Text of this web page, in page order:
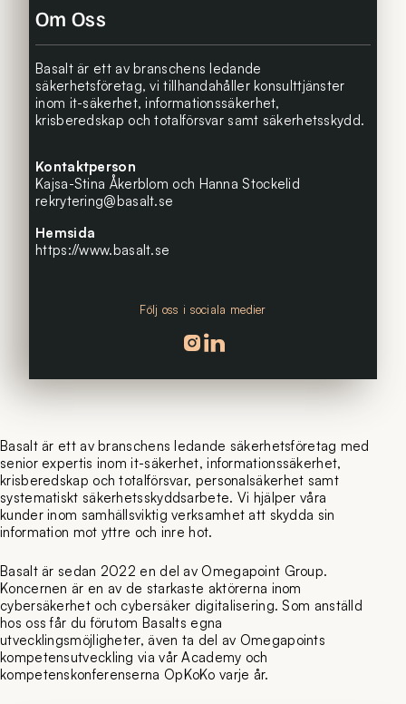
Basalt är ett av branschens ledande säkerhetsföretag med
senior expertis inom it-säkerhet, informationssäkerhet,
krisberedskap och totalförsvar, personalsäkerhet samt
systematiskt säkerhetsskyddsarbete. Vi hjälper våra
kunder inom samhällsviktig verksamhet att skydda sin
information mot yttre och inre hot.
Basalt är sedan 2022 en del av Omegapoint Group.
Koncernen är en av de starkaste aktörerna inom
cybersäkerhet och cybersäker digitalisering. Som anställd
hos oss får du förutom Basalts egna
utvecklingsmöjligheter, även ta del av Omegapoints
kompetensutveckling via vår Academy och
kompetenskonferenserna OpKoKo varje år.
Om Oss
Basalt är ett av branschens ledande
säkerhetsföretag, vi tillhandahåller konsulttjänster
inom it-säkerhet, informationssäkerhet,
krisberedskap och totalförsvar samt säkerhetsskydd.
Kontaktperson
Kajsa-Stina Åkerblom och Hanna Stockelid
rekrytering@basalt.se
Hemsida
https://www.basalt.se
Följ oss i sociala medier
Följ oss på instagram
Följ oss på linkedin